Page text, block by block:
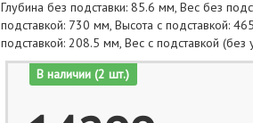
Глубина без подставки: 85.6 мм, Вес без
подставкой: 730 мм, Высота с подставкой:
подставкой: 208.5 мм, Вес с подставкой (без
В наличии (2 шт.)